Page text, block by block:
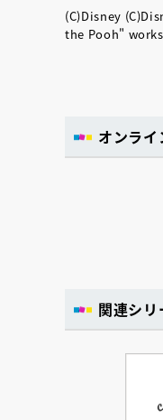
(C)Disney
the Pooh"
オンライ
関連シリ